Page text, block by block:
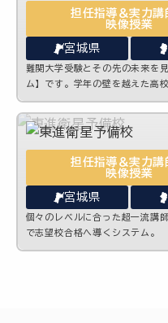
担任指導＆実力講
映像授業
宮城県
難関大学受験とその先の未来を
ム】です。学年の壁を越えた高
担任指導＆実力講
映像授業
宮城県
個々のレベルに合った超一流講
で志望校合格へ導くシステム。